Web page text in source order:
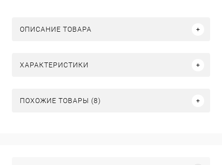
ОПИСАНИЕ ТОВАРА
ХАРАКТЕРИСТИКИ
ПОХОЖИЕ ТОВАРЫ (8)